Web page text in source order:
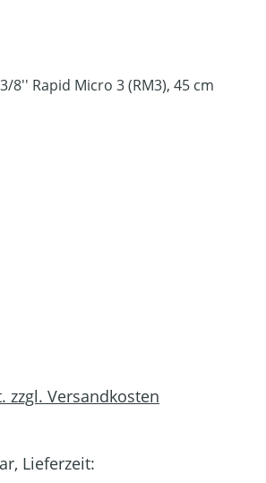
zzgl. Versandkosten
Lieferzeit: